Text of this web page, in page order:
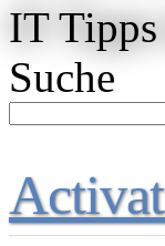
IT Tipps
Suche